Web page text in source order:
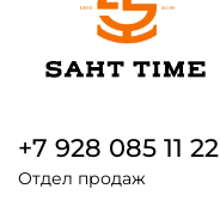
+7 928 085 11 22
Отдел продаж